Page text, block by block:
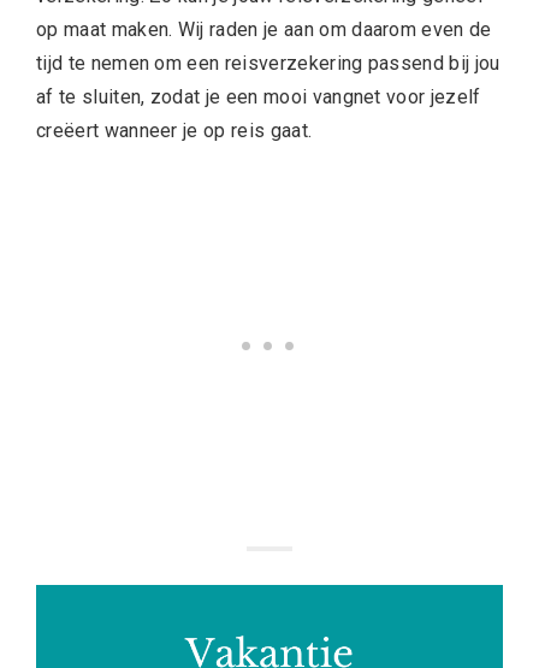
op maat maken. Wij raden je aan om daarom even de
tijd te nemen om een reisverzekering passend bij jou
af te sluiten, zodat je een mooi vangnet voor jezelf
creëert wanneer je op reis gaat.